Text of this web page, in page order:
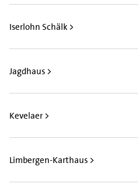
Iserlohn Schälk >
Jagdhaus >
Kevelaer >
Limbergen-Karthaus >